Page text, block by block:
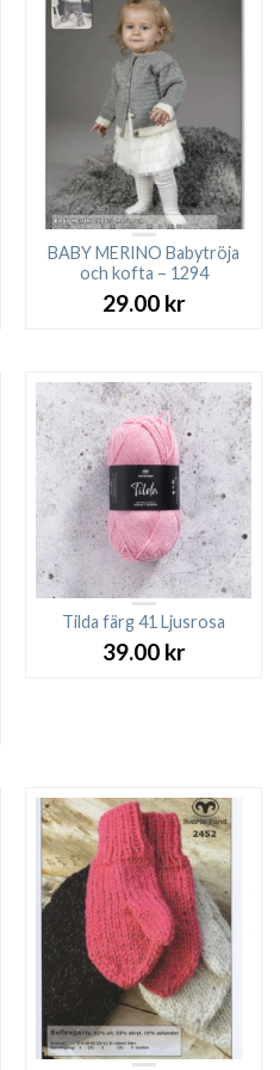
kr.
BABY MERINO Babytröja
och kofta – 1294
29.00 kr
Tilda färg 41 Ljusrosa
39.00 kr